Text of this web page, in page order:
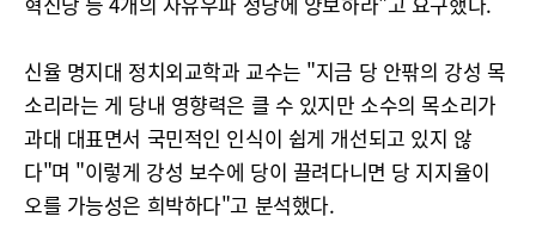
신율 명지대 정치외교학과 교수는 "지금 당 안팎의 강성 목
소리라는 게 당내 영향력은 클 수 있지만 소수의 목소리가
과대 대표면서 국민적인 인식이 쉽게 개선되고 있지 않
다"며 "이렇게 강성 보수에 당이 끌려다니면 당 지지율이
오를 가능성은 희박하다"고 분석했다.